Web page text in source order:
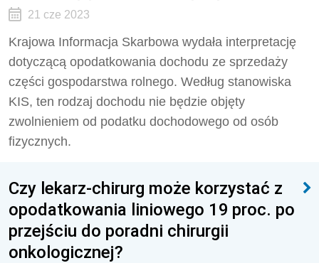
21 cze 2023
Krajowa Informacja Skarbowa wydała interpretację
dotyczącą opodatkowania dochodu ze sprzedaży
części gospodarstwa rolnego. Według stanowiska
KIS, ten rodzaj dochodu nie będzie objęty
zwolnieniem od podatku dochodowego od osób
fizycznych.
Czy lekarz-chirurg może korzystać z
opodatkowania liniowego 19 proc. po
przejściu do poradni chirurgii
onkologicznej?